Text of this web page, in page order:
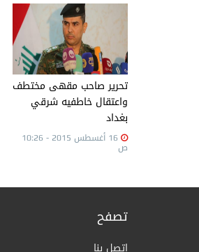
تحرير صاحب مقهى مختطف
واعتقال خاطفيه شرقي
بغداد
16 أغسطس 2015 - 10:26
ص
تصفح
اتصل بنا